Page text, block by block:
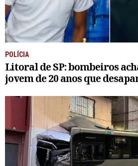
POLÍCIA
Litoral de SP: bombeiros
jovem de 20 anos que